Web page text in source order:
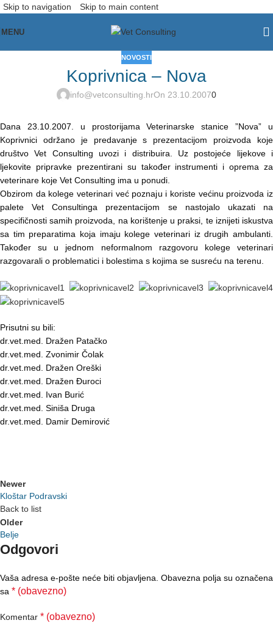
Skip to navigation Skip to main content
MENU
NOVOSTI
Koprivnica – Nova
info@vetconsulting.hrOn 23.10.20070
Dana 23.10.2007. u prostorijama Veterinarske stanice ”Nova” u
Koprivnici održano je predavanje s prezentacijom proizvoda koje
društvo Vet Consulting uvozi i distribuira. Uz postojeće lijekove i
ljekovite pripravke prezentirani su također instrumenti i oprema za
veterinare koje Vet Consulting ima u ponudi.
Obzirom da kolege veterinari već poznaju i koriste većinu proizvoda iz
palete Vet Consultinga prezentacijom se nastojalo ukazati na
specifičnosti samih proizvoda, na korištenje u praksi, te iznijeti iskustva
sa tim preparatima koja imaju kolege veterinari iz drugih ambulanti.
Također su u jednom neformalnom razgovoru kolege veterinari
razgovarali o problematici i bolestima s kojima se susreću na terenu.
Prisutni su bili:
dr.vet.med. Dražen Patačko
dr.vet.med. Zvonimir Čolak
dr.vet.med. Dražen Oreški
dr.vet.med. Dražen Đuroci
dr.vet.med. Ivan Burić
dr.vet.med. Siniša Druga
dr.vet.med. Damir Demirović
Newer
Kloštar Podravski
Back to list
Older
Belje
Odgovori
Vaša adresa e-pošte neće biti objavljena. Obavezna polja su označena
sa * (obavezno)
Komentar * (obavezno)